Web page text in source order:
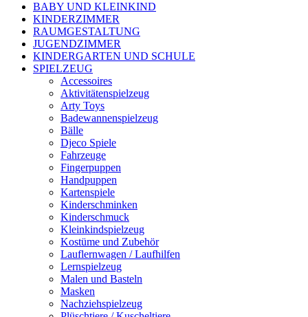
BABY UND KLEINKIND
KINDERZIMMER
RAUMGESTALTUNG
JUGENDZIMMER
KINDERGARTEN UND SCHULE
SPIELZEUG
Accessoires
Aktivitätenspielzeug
Arty Toys
Badewannenspielzeug
Bälle
Djeco Spiele
Fahrzeuge
Fingerpuppen
Handpuppen
Kartenspiele
Kinderschminken
Kinderschmuck
Kleinkindspielzeug
Kostüme und Zubehör
Lauflernwagen / Laufhilfen
Lernspielzeug
Malen und Basteln
Masken
Nachziehspielzeug